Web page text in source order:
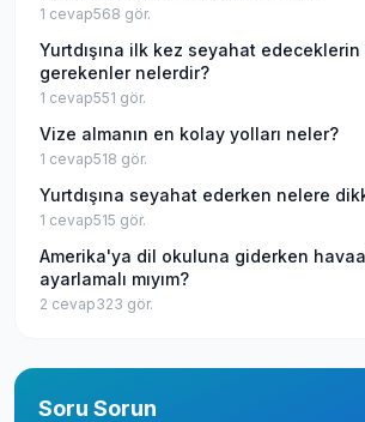
1 cevap568 gör.
Yurtdışına ilk kez seyahat
gerekenler nelerdir?
1 cevap551 gör.
Vize almanın en kolay yolları neler?
1 cevap518 gör.
Yurtdışına seyahat ederken nelere
1 cevap515 gör.
Amerika'ya dil okuluna giderken
ayarlamalı mıyım?
2 cevap323 gör.
Soru Sorun